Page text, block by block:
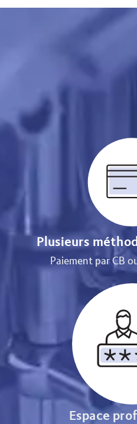
Plusieurs
Paiement par CB
Espace